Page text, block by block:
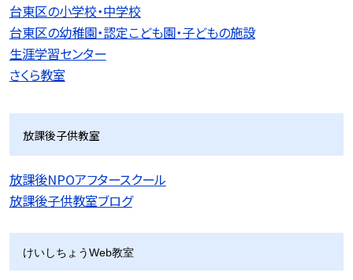
台東区の小学校・中学校
台東区の幼稚園・認定こども園・子どもの施設
生涯学習センター
さくら教室
放課後子供教室
放課後NPOアフタースクール
放課後子供教室ブログ
けいしちょうWeb教室